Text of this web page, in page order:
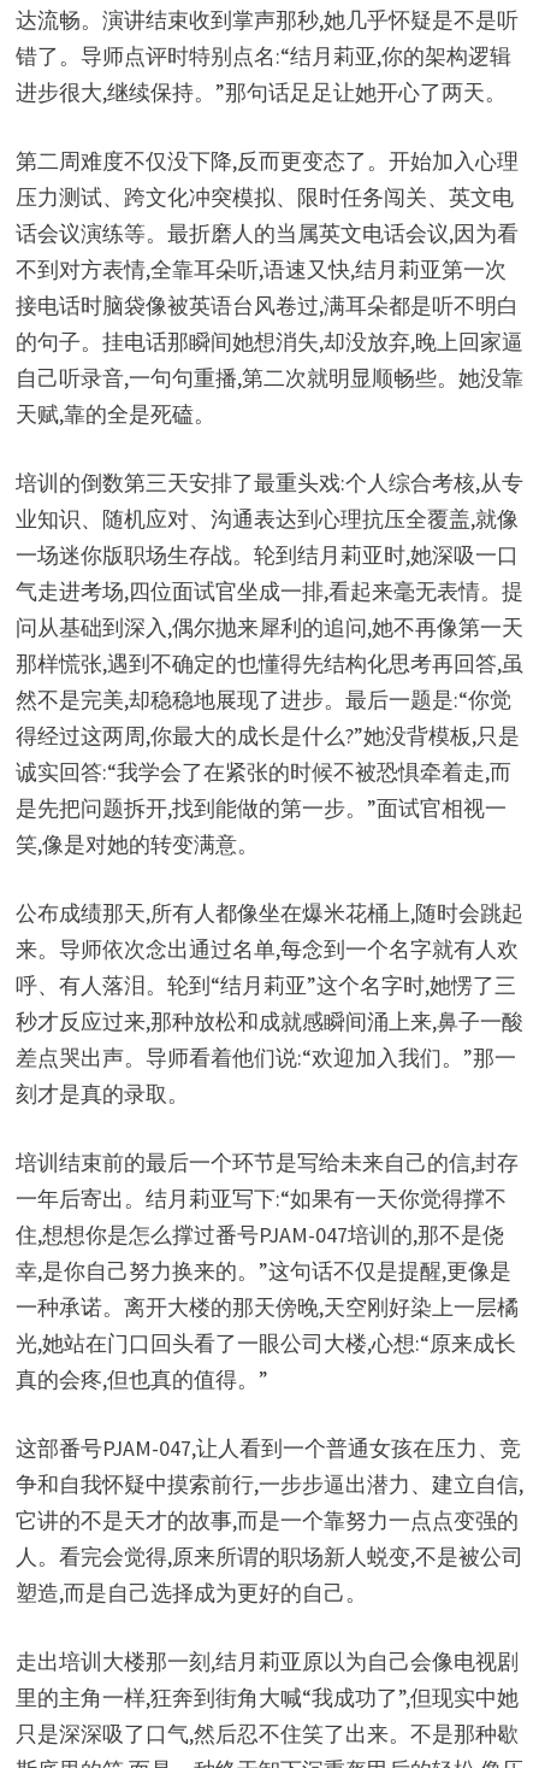
达流畅。演讲结束收到掌声那秒,她几乎怀疑是不是听
错了。导师点评时特别点名:“结月莉亚,你的架构逻辑
进步很大,继续保持。”那句话足足让她开心了两天。
第二周难度不仅没下降,反而更变态了。开始加入心理
压力测试、跨文化冲突模拟、限时任务闯关、英文电
话会议演练等。最折磨人的当属英文电话会议,因为看
不到对方表情,全靠耳朵听,语速又快,结月莉亚第一次
接电话时脑袋像被英语台风卷过,满耳朵都是听不明白
的句子。挂电话那瞬间她想消失,却没放弃,晚上回家逼
自己听录音,一句句重播,第二次就明显顺畅些。她没靠
天赋,靠的全是死磕。
培训的倒数第三天安排了最重头戏:个人综合考核,从专
业知识、随机应对、沟通表达到心理抗压全覆盖,就像
一场迷你版职场生存战。轮到结月莉亚时,她深吸一口
气走进考场,四位面试官坐成一排,看起来毫无表情。提
问从基础到深入,偶尔抛来犀利的追问,她不再像第一天
那样慌张,遇到不确定的也懂得先结构化思考再回答,虽
然不是完美,却稳稳地展现了进步。最后一题是:“你觉
得经过这两周,你最大的成长是什么?”她没背模板,只是
诚实回答:“我学会了在紧张的时候不被恐惧牵着走,而
是先把问题拆开,找到能做的第一步。”面试官相视一
笑,像是对她的转变满意。
公布成绩那天,所有人都像坐在爆米花桶上,随时会跳起
来。导师依次念出通过名单,每念到一个名字就有人欢
呼、有人落泪。轮到“结月莉亚”这个名字时,她愣了三
秒才反应过来,那种放松和成就感瞬间涌上来,鼻子一酸
差点哭出声。导师看着他们说:“欢迎加入我们。”那一
刻才是真的录取。
培训结束前的最后一个环节是写给未来自己的信,封存
一年后寄出。结月莉亚写下:“如果有一天你觉得撑不
住,想想你是怎么撑过番号PJAM-047培训的,那不是侥
幸,是你自己努力换来的。”这句话不仅是提醒,更像是
一种承诺。离开大楼的那天傍晚,天空刚好染上一层橘
光,她站在门口回头看了一眼公司大楼,心想:“原来成长
真的会疼,但也真的值得。”
这部番号PJAM-047,让人看到一个普通女孩在压力、竞
争和自我怀疑中摸索前行,一步步逼出潜力、建立自信,
它讲的不是天才的故事,而是一个靠努力一点点变强的
人。看完会觉得,原来所谓的职场新人蜕变,不是被公司
塑造,而是自己选择成为更好的自己。
走出培训大楼那一刻,结月莉亚原以为自己会像电视剧
里的主角一样,狂奔到街角大喊“我成功了”,但现实中她
只是深深吸了口气,然后忍不住笑了出来。不是那种歇